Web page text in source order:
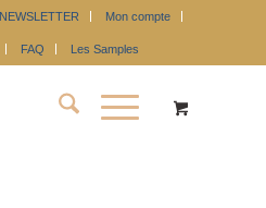
NEWSLETTER Mon compte
FAQ Les Samples